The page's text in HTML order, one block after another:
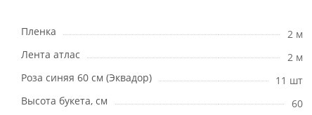
Пленка
2 м
Лента атлас
2 м
Роза синяя 60 см (Эквадор)
11 шт
Высота букета, см
60